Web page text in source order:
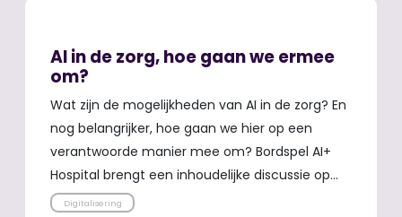
AI in de zorg, hoe gaan we ermee
om?
Wat zijn de mogelijkheden van AI in de zorg? En
nog belangrijker, hoe gaan we hier op een
verantwoorde manier mee om? Bordspel AI+
Hospital brengt een inhoudelijke discussie op…
Digitalisering